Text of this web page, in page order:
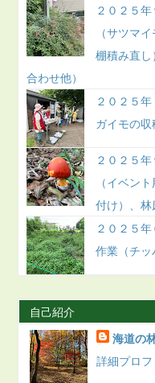
２０２５
（サツマ
棚積み直
合わせ他）
２０２５
ガイモの
２０２５
（イベン
付け）、林
２０２５
作業（チッ
自己紹介
海道の
詳細プロ